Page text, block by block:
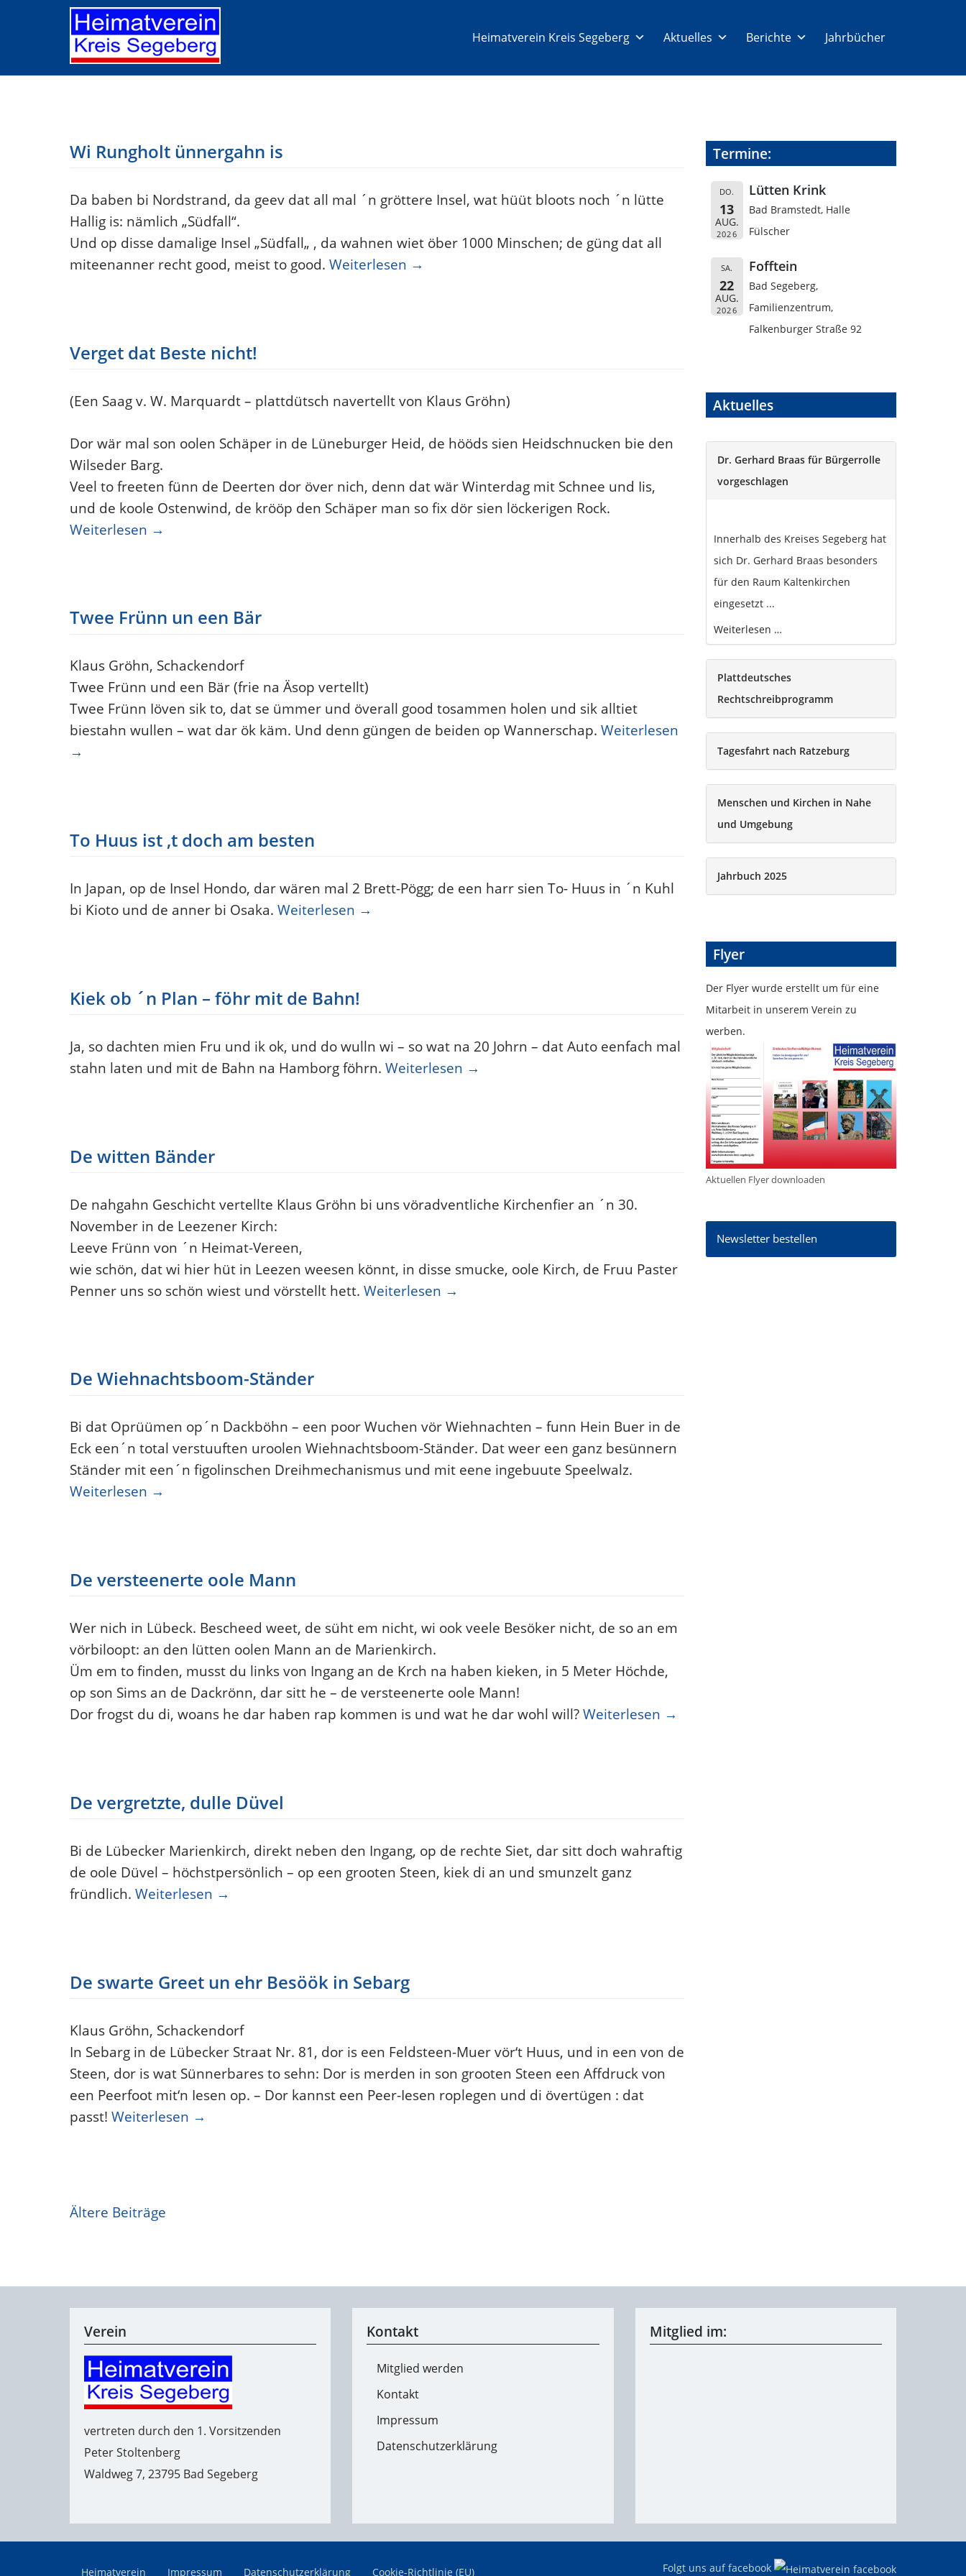
Heimatverein Kreis Segeberg Aktuelles Berichte Jahrbücher
Wi Rungholt ünnergahn is
Da baben bi Nordstrand, da geev dat all mal ´n gröttere Insel, wat hüüt bloots noch ´n lütte
Hallig is: nämlich „Südfall“.
Und op disse damalige Insel „Südfall„ , da wahnen wiet öber 1000 Minschen; de güng dat all
miteenanner recht good, meist to good. Weiterlesen →
Verget dat Beste nicht!
(Een Saag v. W. Marquardt – plattdütsch navertellt von Klaus Gröhn)
Dor wär mal son oolen Schäper in de Lüneburger Heid, de hööds sien Heidschnucken bie den
Wilseder Barg.
Veel to freeten fünn de Deerten dor över nich, denn dat wär Winterdag mit Schnee und Iis,
und de koole Ostenwind, de krööp den Schäper man so fix dör sien löckerigen Rock.
Weiterlesen →
Twee Frünn un een Bär
Klaus Gröhn, Schackendorf
Twee Frünn und een Bär (frie na Äsop verteIlt)
Twee Frünn Iöven sik to, dat se ümmer und överall good tosammen holen und sik alltiet
biestahn wullen – wat dar ök käm. Und denn güngen de beiden op Wannerschap. Weiterlesen
→
To Huus ist ‚t doch am besten
In Japan, op de Insel Hondo, dar wären mal 2 Brett-Pögg; de een harr sien To- Huus in ´n Kuhl
bi Kioto und de anner bi Osaka. Weiterlesen →
Kiek ob ´n Plan – föhr mit de Bahn!
Ja, so dachten mien Fru und ik ok, und do wulln wi – so wat na 20 Johrn – dat Auto eenfach mal
stahn laten und mit de Bahn na Hamborg föhrn. Weiterlesen →
De witten Bänder
De nahgahn Geschicht vertellte Klaus Gröhn bi uns vöradventliche Kirchenfier an ´n 30.
November in de Leezener Kirch:
Leeve Frünn von ´n Heimat-Vereen,
wie schön, dat wi hier hüt in Leezen weesen könnt, in disse smucke, oole Kirch, de Fruu Paster
Penner uns so schön wiest und vörstellt hett. Weiterlesen →
De Wiehnachtsboom-Ständer
Bi dat Oprüümen op´n Dackböhn – een poor Wuchen vör Wiehnachten – funn Hein Buer in de
Eck een´n total verstuuften uroolen Wiehnachtsboom-Ständer. Dat weer een ganz besünnern
Ständer mit een´n figolinschen Dreihmechanismus und mit eene ingebuute Speelwalz.
Weiterlesen →
De versteenerte oole Mann
Wer nich in Lübeck. Bescheed weet, de süht em nicht, wi ook veele Besöker nicht, de so an em
vörbiloopt: an den lütten oolen Mann an de Marienkirch.
Üm em to finden, musst du links von Ingang an de Krch na haben kieken, in 5 Meter Höchde,
op son Sims an de Dackrönn, dar sitt he – de versteenerte oole Mann!
Dor frogst du di, woans he dar haben rap kommen is und wat he dar wohl will?Weiterlesen →
De vergretzte, dulle Düvel
Bi de Lübecker Marienkirch, direkt neben den Ingang, op de rechte Siet, dar sitt doch wahraftig
de oole Düvel – höchstpersönlich – op een grooten Steen, kiek di an und smunzelt ganz
fründlich. Weiterlesen →
De swarte Greet un ehr Besöök in Sebarg
Klaus Gröhn, Schackendorf
In Sebarg in de Lübecker Straat Nr. 81, dor is een Feldsteen-Muer vör‘t Huus, und in een von de
Steen, dor is wat Sünnerbares to sehn: Dor is merden in son grooten Steen een Affdruck von
een Peerfoot mit‘n Iesen op. – Dor kannst een Peer-Iesen roplegen und di övertügen : dat
passt! Weiterlesen →
Beitragsnavigation
Ältere Beiträge
Termine:
DO.
13
AUG.
2026
Lütten Krink
Bad Bramstedt, Halle
Fülscher
SA.
22
AUG.
2026
Fofftein
Bad Segeberg,
Familienzentrum,
Falkenburger Straße 92
Aktuelles
Dr. Gerhard Braas für Bürgerrolle
vorgeschlagen
Innerhalb des Kreises Segeberg hat
sich Dr. Gerhard Braas besonders
für den Raum Kaltenkirchen
eingesetzt ...
Weiterlesen …
Plattdeutsches
Rechtschreibprogramm
Tagesfahrt nach Ratzeburg
Menschen und Kirchen in Nahe
und Umgebung
Jahrbuch 2025
Flyer
Der Flyer wurde erstellt um für eine
Mitarbeit in unserem Verein zu
werben.
Aktuellen Flyer downloaden
Newsletter bestellen
Verein
vertreten durch den 1. Vorsitzenden
Peter Stoltenberg
Waldweg 7, 23795 Bad Segeberg
Kontakt
Mitglied werden
Kontakt
Impressum
Datenschutzerklärung
Mitglied im:
Heimatverein Impressum Datenschutzerklärung Cookie-Richtlinie (EU) Folgt uns auf facebook